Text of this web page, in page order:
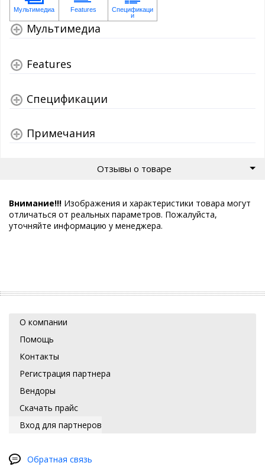
Мультимедиа
Features
Спецификации
Примечания
Отзывы о товаре
Внимание!!! Изображения и характеристики товара могут
отличаться от реальных параметров. Пожалуйста,
уточняйте информацию у менеджера.
О компании
Помощь
Контакты
Регистрация партнера
Вендоры
Скачать прайс
Вход для партнеров
Обратная связь